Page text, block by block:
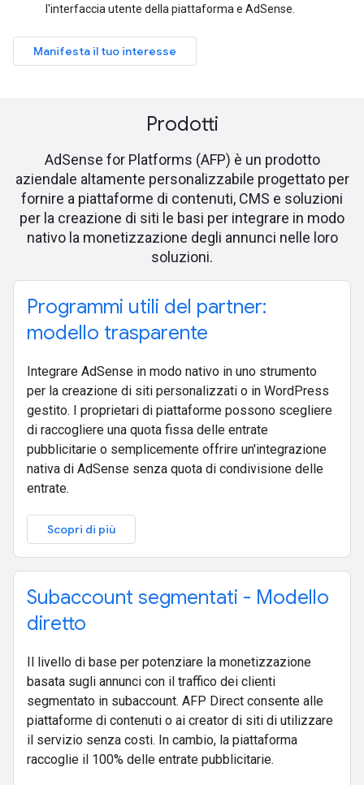
l'interfaccia utente della piattaforma e AdSense.
Manifesta il tuo interesse
Prodotti
AdSense for Platforms (AFP) è un prodotto
aziendale altamente personalizzabile progettato per
fornire a piattaforme di contenuti, CMS e soluzioni
per la creazione di siti le basi per integrare in modo
nativo la monetizzazione degli annunci nelle loro
soluzioni.
Programmi utili del partner:
modello trasparente
Integrare AdSense in modo nativo in uno strumento
per la creazione di siti personalizzati o in WordPress
gestito. I proprietari di piattaforme possono scegliere
di raccogliere una quota fissa delle entrate
pubblicitarie o semplicemente offrire un'integrazione
nativa di AdSense senza quota di condivisione delle
entrate.
Scopri di più
Subaccount segmentati - Modello
diretto
Il livello di base per potenziare la monetizzazione
basata sugli annunci con il traffico dei clienti
segmentato in subaccount. AFP Direct consente alle
piattaforme di contenuti o ai creator di siti di utilizzare
il servizio senza costi. In cambio, la piattaforma
raccoglie il 100% delle entrate pubblicitarie.